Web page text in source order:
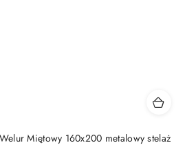
Miętowy 160x200 metalowy stelaż